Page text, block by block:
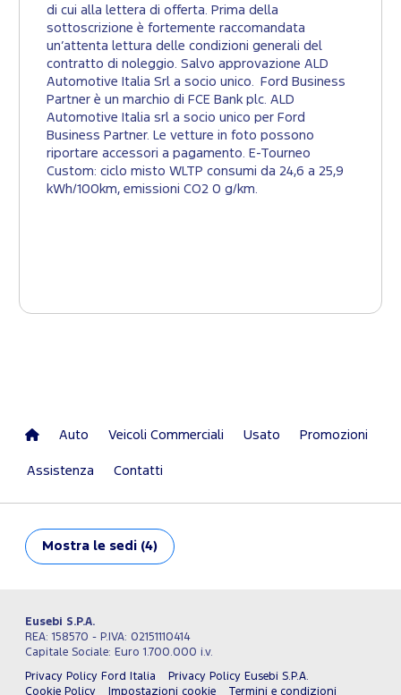
di cui alla lettera di offerta. Prima della
sottoscrizione è fortemente raccomandata
un’attenta lettura delle condizioni generali del
contratto di noleggio. Salvo approvazione ALD
Automotive Italia Srl a socio unico. Ford Business
Partner è un marchio di FCE Bank plc. ALD
Automotive Italia srl a socio unico per Ford
Business Partner. Le vetture in foto possono
riportare accessori a pagamento. E-Tourneo
Custom: ciclo misto WLTP consumi da 24,6 a 25,9
kWh/100km, emissioni CO2 0 g/km.
Auto Veicoli Commerciali Usato Promozioni
Assistenza Contatti
Mostra le sedi (4)
Eusebi S.P.A.
REA: 158570 - P.IVA: 02151110414
Capitale Sociale: Euro 1.700.000 i.v.
Privacy Policy Ford Italia
Privacy Policy Eusebi S.P.A.
Cookie Policy
Impostazioni cookie Termini e condizioni